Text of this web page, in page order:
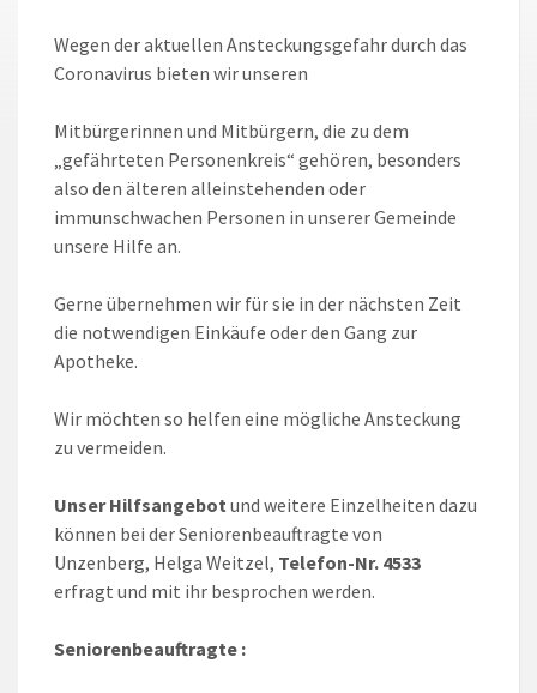
Wegen der aktuellen Ansteckungsgefahr durch das
Coronavirus bieten wir unseren
Mitbürgerinnen und Mitbürgern, die zu dem
„gefährteten Personenkreis“ gehören, besonders
also den älteren alleinstehenden oder
immunschwachen Personen in unserer Gemeinde
unsere Hilfe an.
Gerne übernehmen wir für sie in der nächsten Zeit
die notwendigen Einkäufe oder den Gang zur
Apotheke.
Wir möchten so helfen eine mögliche Ansteckung
zu vermeiden.
Unser Hilfsangebot und weitere Einzelheiten dazu
können bei der Seniorenbeauftragte von
Unzenberg, Helga Weitzel, Telefon-Nr. 4533
erfragt und mit ihr besprochen werden.
Seniorenbeauftragte :